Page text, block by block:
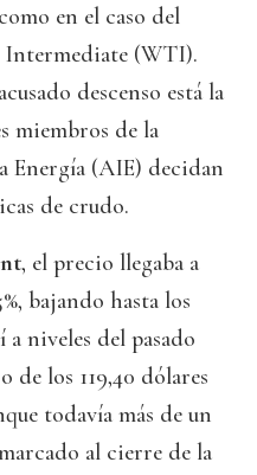
en el caso del
Intermediate (WTI).
descenso está la
miembros de la
Energía (AIE) decidan
de crudo.
, el precio llegaba a
bajando hasta los
niveles del pasado
de los 119,40 dólares
todavía más de un
al cierre de la